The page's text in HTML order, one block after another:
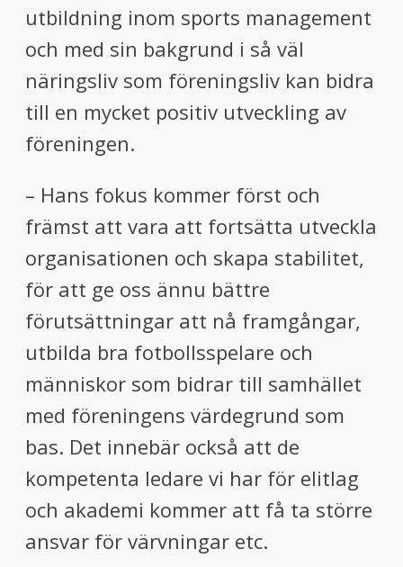
utbildning inom sports management
och med sin bakgrund i så väl
näringsliv som föreningsliv kan bidra
till en mycket positiv utveckling av
föreningen.
– Hans fokus kommer först och
främst att vara att fortsätta utveckla
organisationen och skapa stabilitet,
för att ge oss ännu bättre
förutsättningar att nå framgångar,
utbilda bra fotbollsspelare och
människor som bidrar till samhället
med föreningens värdegrund som
bas. Det innebär också att de
kompetenta ledare vi har för elitlag
och akademi kommer att få ta större
ansvar för värvningar etc.